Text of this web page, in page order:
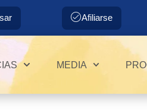
Afiliarse
MEDIA